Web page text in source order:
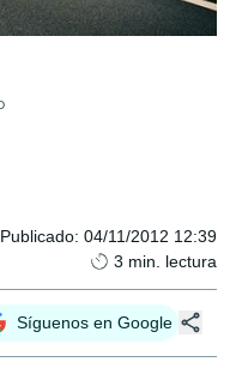
Publicado: 04/11/2012 12:39
3 min. lectura
Síguenos en Google